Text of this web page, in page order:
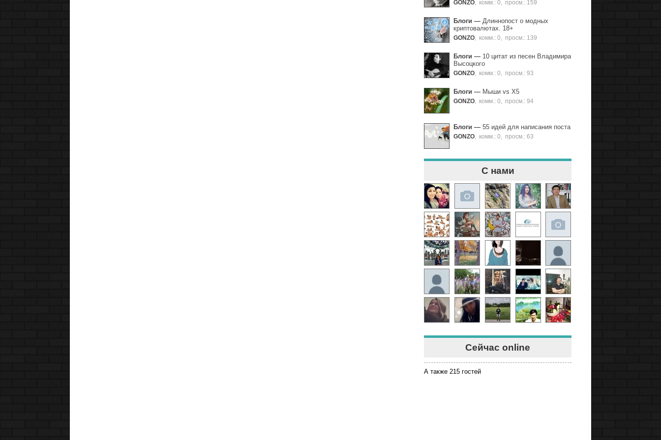
GONZO комм.: 0 просм.: 159
Блоги — Длиннопост о модных
криптовалютах. 18+
GONZO комм.: 0 просм.: 139
Блоги — 10 цитат из песен Владимира
Высоцкого
GONZO комм.: 0 просм.: 93
Блоги — Мыши vs X5
GONZO комм.: 0 просм.: 94
Блоги — 55 идей для написания поста
GONZO комм.: 0 просм.: 63
С нами
Сейчас online
А также 215 гостей